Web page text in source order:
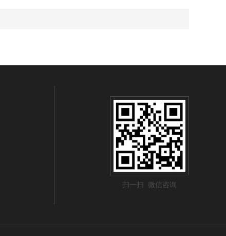
扫一扫 微信咨询